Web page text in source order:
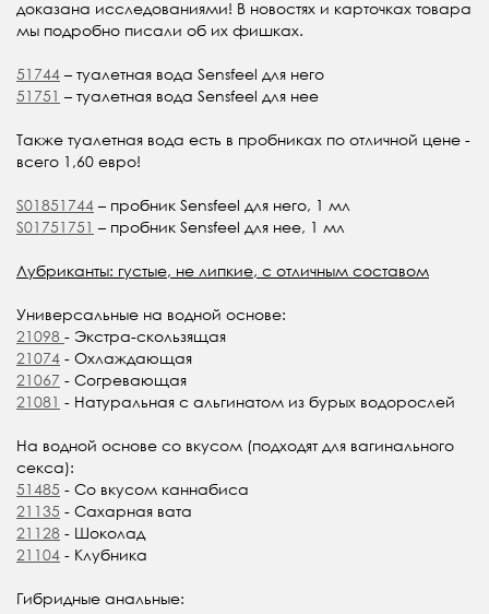
доказана исследованиями! В новостях и карточках товара
мы подробно писали об их фишках.
51744 – туалетная вода Sensfeel для него
51751 – туалетная вода Sensfeel для нее
Также туалетная вода есть в пробниках по отличной цене -
всего 1,60 евро!
S01851744 – пробник Sensfeel для него, 1 мл
S01751751 – пробник Sensfeel для нее, 1 мл
Лубриканты: густые, не липкие, с отличным составом
Универсальные на водной основе:
21098 - Экстра-скользящая
21074 - Охлаждающая
21067 - Согревающая
21081 - Натуральная с альгинатом из бурых водорослей
На водной основе со вкусом (подходят для вагинального
секса):
51485 - Со вкусом каннабиса
21135 - Сахарная вата
21128 - Шоколад
21104 - Клубника
Гибридные анальные: